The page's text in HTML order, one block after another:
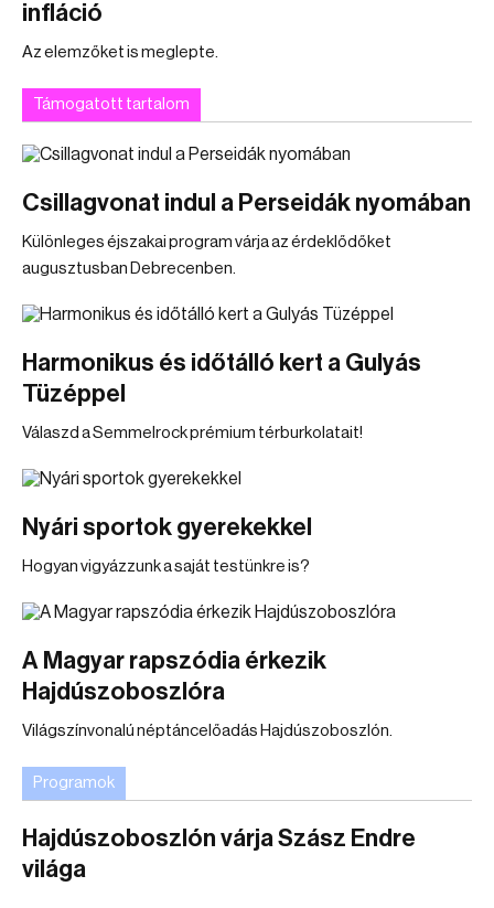
infláció
Az elemzőket is meglepte.
Támogatott tartalom
Csillagvonat indul a Perseidák nyomában
Különleges éjszakai program várja az érdeklődőket
augusztusban Debrecenben.
Harmonikus és időtálló kert a Gulyás
Tüzéppel
Válaszd a Semmelrock prémium térburkolatait!
Nyári sportok gyerekekkel
Hogyan vigyázzunk a saját testünkre is?
A Magyar rapszódia érkezik
Hajdúszoboszlóra
Világszínvonalú néptáncelőadás Hajdúszoboszlón.
Programok
Hajdúszoboszlón várja Szász Endre
világa